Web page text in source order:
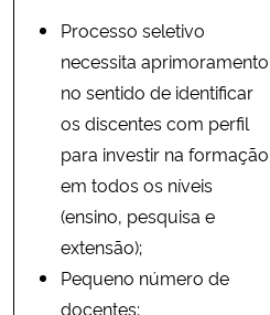
Processo seletivo
necessita aprimoramento
no sentido de identificar
os discentes com perfil
para investir na formação
em todos os níveis
(ensino, pesquisa e
extensão);
Pequeno número de
docentes;